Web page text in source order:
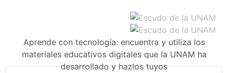
Aprende con tecnología: encuentra y utiliza los
materiales educativos digitales que la UNAM ha
desarrollado y hazlos tuyos